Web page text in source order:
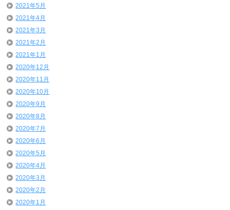
2021年5月
2021年4月
2021年3月
2021年2月
2021年1月
2020年12月
2020年11月
2020年10月
2020年9月
2020年8月
2020年7月
2020年6月
2020年5月
2020年4月
2020年3月
2020年2月
2020年1月